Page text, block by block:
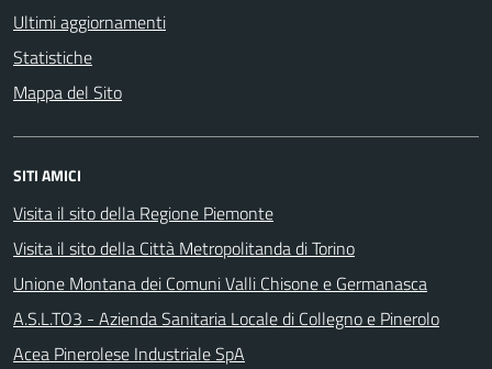
Ultimi aggiornamenti
Statistiche
Mappa del Sito
SITI AMICI
Visita il sito della Regione Piemonte
Visita il sito della Città Metropolitanda di Torino
Unione Montana dei Comuni Valli Chisone e Germanasca
A.S.L.TO3 - Azienda Sanitaria Locale di Collegno e Pinerolo
Acea Pinerolese Industriale SpA